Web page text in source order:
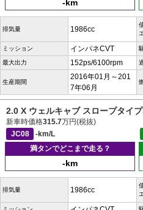
-km
排気量 1986cc
ミッション インパネCVT
最大出力 152ps/6100rpm
生産期間
2016年01月～201
7年06月
2.0 X ウェルキャブ スロープタイ
新車時価格315.7万円(税抜)
JC08
-km/L
満タンでどこまで走る？
-km
排気量 1986cc